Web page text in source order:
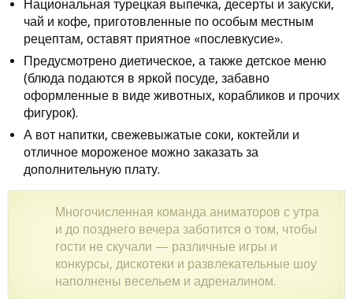
Национальная турецкая выпечка, десерты и закуски,
чай и кофе, приготовленные по особым местным
рецептам, оставят приятное «послевкусие».
Предусмотрено диетическое, а также детское меню
(блюда подаются в яркой посуде, забавно
оформленные в виде животных, корабликов и прочих
фигурок).
А вот напитки, свежевыжатые соки, коктейли и
отличное мороженое можно заказать за
дополнительную плату.
Многочисленная команда аниматоров с утра
и до позднего вечера заботится о том, чтобы
гости не скучали — различные игры и
конкурсы, дискотеки и развлекательные шоу
наполнены весельем и адреналином.